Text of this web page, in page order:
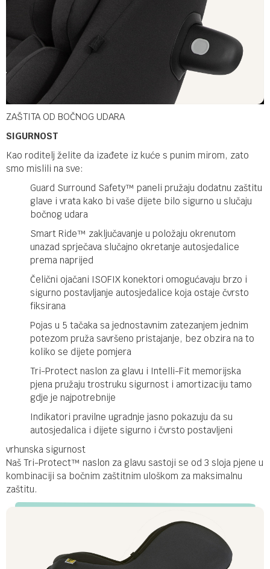
ZAŠTITA OD BOČNOG UDARA
SIGURNOST
Kao roditelj želite da izađete iz kuće s punim mirom, zato
smo mislili na sve:
Guard Surround Safety™ paneli pružaju dodatnu zaštitu
glave i vrata kako bi vaše dijete bilo sigurno u slučaju
bočnog udara
Smart Ride™ zaključavanje u položaju okrenutom
unazad sprječava slučajno okretanje autosjedalice
prema naprijed
Čelični ojačani ISOFIX konektori omogućavaju brzo i
sigurno postavljanje autosjedalice koja ostaje čvrsto
fiksirana
Pojas u 5 tačaka sa jednostavnim zatezanjem jednim
potezom pruža savršeno pristajanje, bez obzira na to
koliko se dijete pomjera
Tri-Protect naslon za glavu i Intelli-Fit memorijska
pjena pružaju trostruku sigurnost i amortizaciju tamo
gdje je najpotrebnije
Indikatori pravilne ugradnje jasno pokazuju da su
autosjedalica i dijete sigurno i čvrsto postavljeni
vrhunska sigurnost
Naš Tri-Protect™ naslon za glavu sastoji se od 3 sloja pjene u
kombinaciji sa bočnim zaštitnim uloškom za maksimalnu
zaštitu.